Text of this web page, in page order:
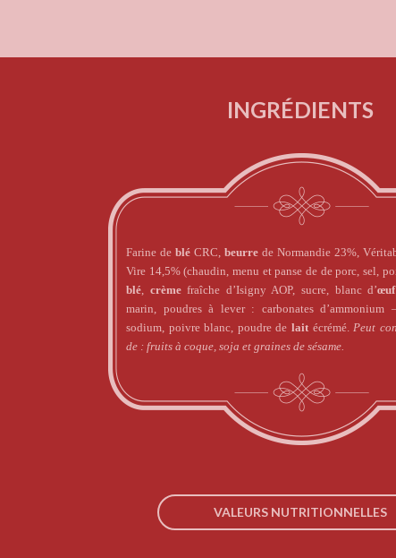
INGRÉDIENTS
Farine de blé CRC, beurre de Normandie 23%,
Vire 14,5% (chaudin, menu et panse de de porc, sel,
blé, crèmefraîche d’Isigny AOP, sucre, blanc d’œuf
marin, poudres à lever : carbonates d’ammonium
sodium, poivre blanc, poudre de lait écrémé.Peut
de : fruits à coque, soja et graines de sésame.
VALEURS NUTRITIONNELLES